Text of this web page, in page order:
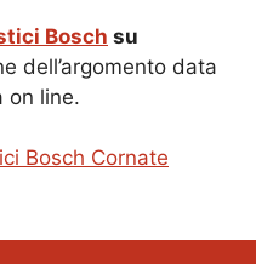
Bosch su
dell’argomento data
on line.
Bosch Cornate